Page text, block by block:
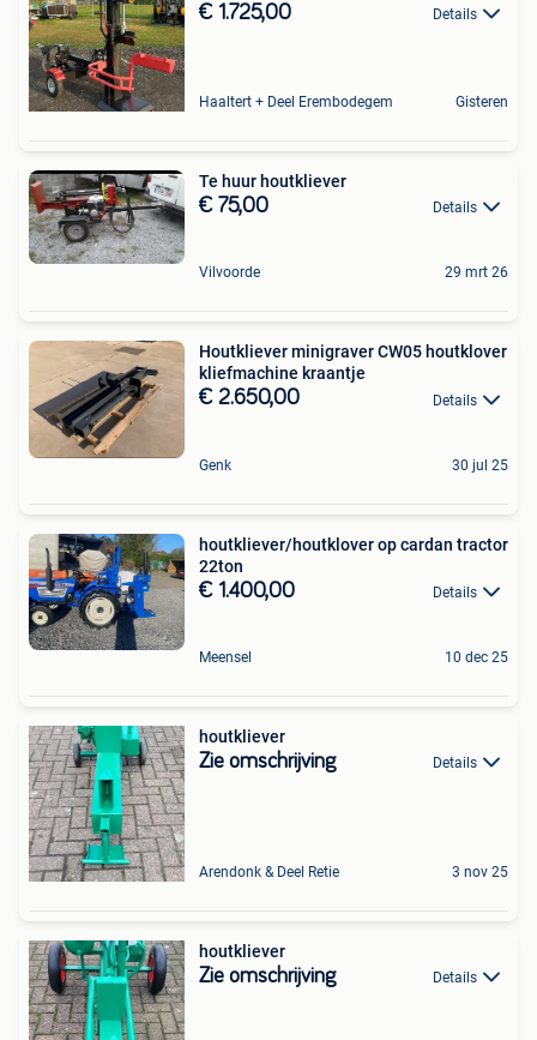
€ 1.725,00 Details
Haaltert + Deel Erembodegem Gisteren
Te huur houtkliever
€ 75,00 Details
Vilvoorde 29 mrt 26
Houtkliever minigraver CW05 houtklover
kliefmachine kraantje
€ 2.650,00 Details
Genk 30 jul 25
houtkliever/houtklover op cardan tractor
22ton
€ 1.400,00 Details
Meensel 10 dec 25
houtkliever
Zie omschrijving Details
Arendonk & Deel Retie 3 nov 25
houtkliever
Zie omschrijving Details